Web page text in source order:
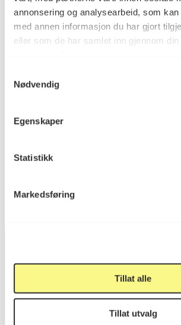
annonsering og analysearbeid, som
med annen informasjon du har gjort
eller som de har samlet inn gjennom
Nødvendig
Egenskaper
Statistikk
Markedsføring
Tillat alle
Tillat utvalg
Teknikk og
Skanning
inkjet papir
Mål
Reference
Postadresse